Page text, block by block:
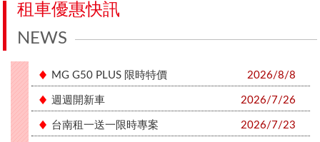
租車優惠快訊
NEWS
MG G50 PLUS 限時特價 2026/8/8
週週開新車 2026/7/26
台南租一送一限時專案 2026/7/23